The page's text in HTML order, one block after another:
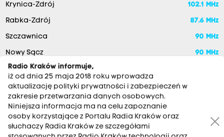
Krynica-Zdrój 102.1 MHz
Rabka-Zdrój 87.6 MHz
Szczawnica 90 MHz
Nowy Sącz
90 MHz
Radio Kraków informuje,
iż od dnia 25 maja 2018 roku wprowadza
aktualizację polityki prywatności i zabezpieczeń w
zakresie przetwarzania danych osobowych.
Niniejsza informacja ma na celu zapoznanie
osoby korzystające z Portalu Radia Kraków oraz
słuchaczy Radia Kraków ze szczegółami